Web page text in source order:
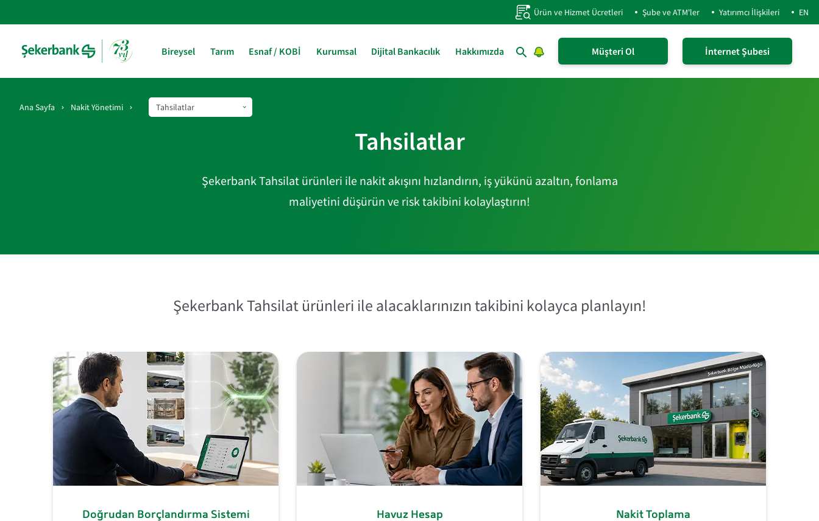
Ürün ve Hizmet Ücretleri Şube ve ATM'ler Yatırımcı İlişkileri EN
Bireysel Tarım Esnaf / KOBİ Kurumsal Dijital Bankacılık Hakkımızda Müşteri Ol İnternet Şubesi
Ana Sayfa Nakit Yönetimi
Tahsilatlar
Şekerbank Tahsilat ürünleri ile nakit akışını hızlandırın, iş yükünü azaltın, fonlama
maliyetini düşürün ve risk takibini kolaylaştırın!
Şekerbank Tahsilat ürünleri ile alacaklarınızın takibini kolayca planlayın!
Doğrudan Borçlandırma Sistemi Havuz Hesap Nakit Toplama